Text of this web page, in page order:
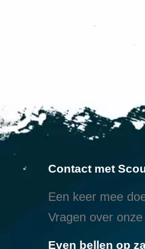
Contact met
Een keer mee
Vragen over onze
Even bellen op